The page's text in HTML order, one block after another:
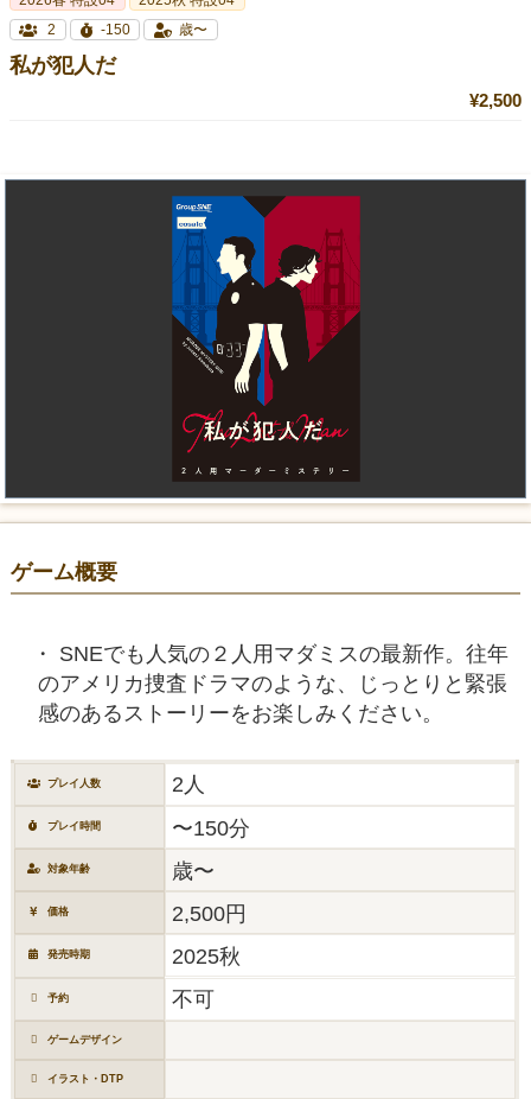
2
-150 歳〜
私が犯人だ
¥2,500
ゲーム概要
SNEでも人気の２人用マダミスの最新作。往年
のアメリカ捜査ドラマのような、じっとりと緊張
感のあるストーリーをお楽しみください。
プレイ人数 2人
プレイ時間 〜150分
対象年齢 歳〜
価格 2,500円
発売時期 2025秋
予約 不可
ゲームデザイン
イラスト・DTP